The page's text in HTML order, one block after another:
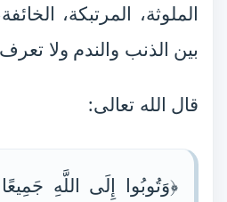
الملوثة، المرتبكة،
بين الذنب والندم ولا
قال الله تعالى:
﴿وَتُوبُوا إِلَى اللَّهِ